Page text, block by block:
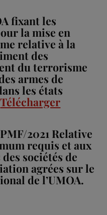
fixant les
la mise en
relative à la
des
du terrorisme
armes de
les états
Télécharger
2021 Relative
requis et aux
sociétés de
agrées sur le
de l’UMOA.